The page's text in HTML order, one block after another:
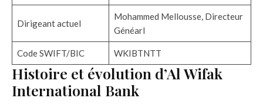
Dirigeant actuel
Mohammed Mellousse, Directeur
Généarl
Code SWIFT/BIC WKIBTNTT
Histoire et évolution d’Al Wifak
International Bank